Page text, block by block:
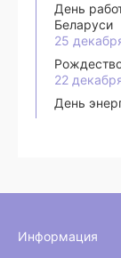
День
Беларуси
25
22
День
Информация